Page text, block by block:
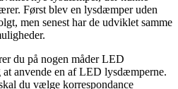
Først blev en lysdæmper uden
men senest har de udviklet samme
du på nogen måder LED
anvende en af LED lysdæmperne.
du vælge korrespondance